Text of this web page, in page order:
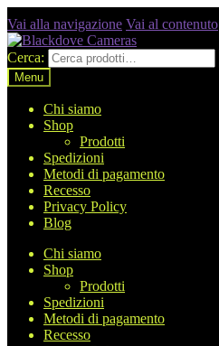
Vai alla navigazione Vai al contenuto
Cerca:
Menu
Chi siamo
Shop
Prodotti
Spedizioni
Metodi di pagamento
Recesso
Privacy Policy
Blog
Chi siamo
Shop
Prodotti
Spedizioni
Metodi di pagamento
Recesso